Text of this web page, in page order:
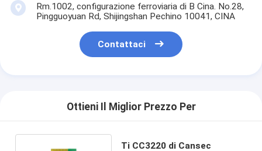
Rm.1002, configurazione ferroviaria di B Cina. No.28,
Pingguoyuan Rd, Shijingshan Pechino 10041, CINA
Contattaci
Ottieni Il Miglior Prezzo Per
Ti CC3220 di Cansec